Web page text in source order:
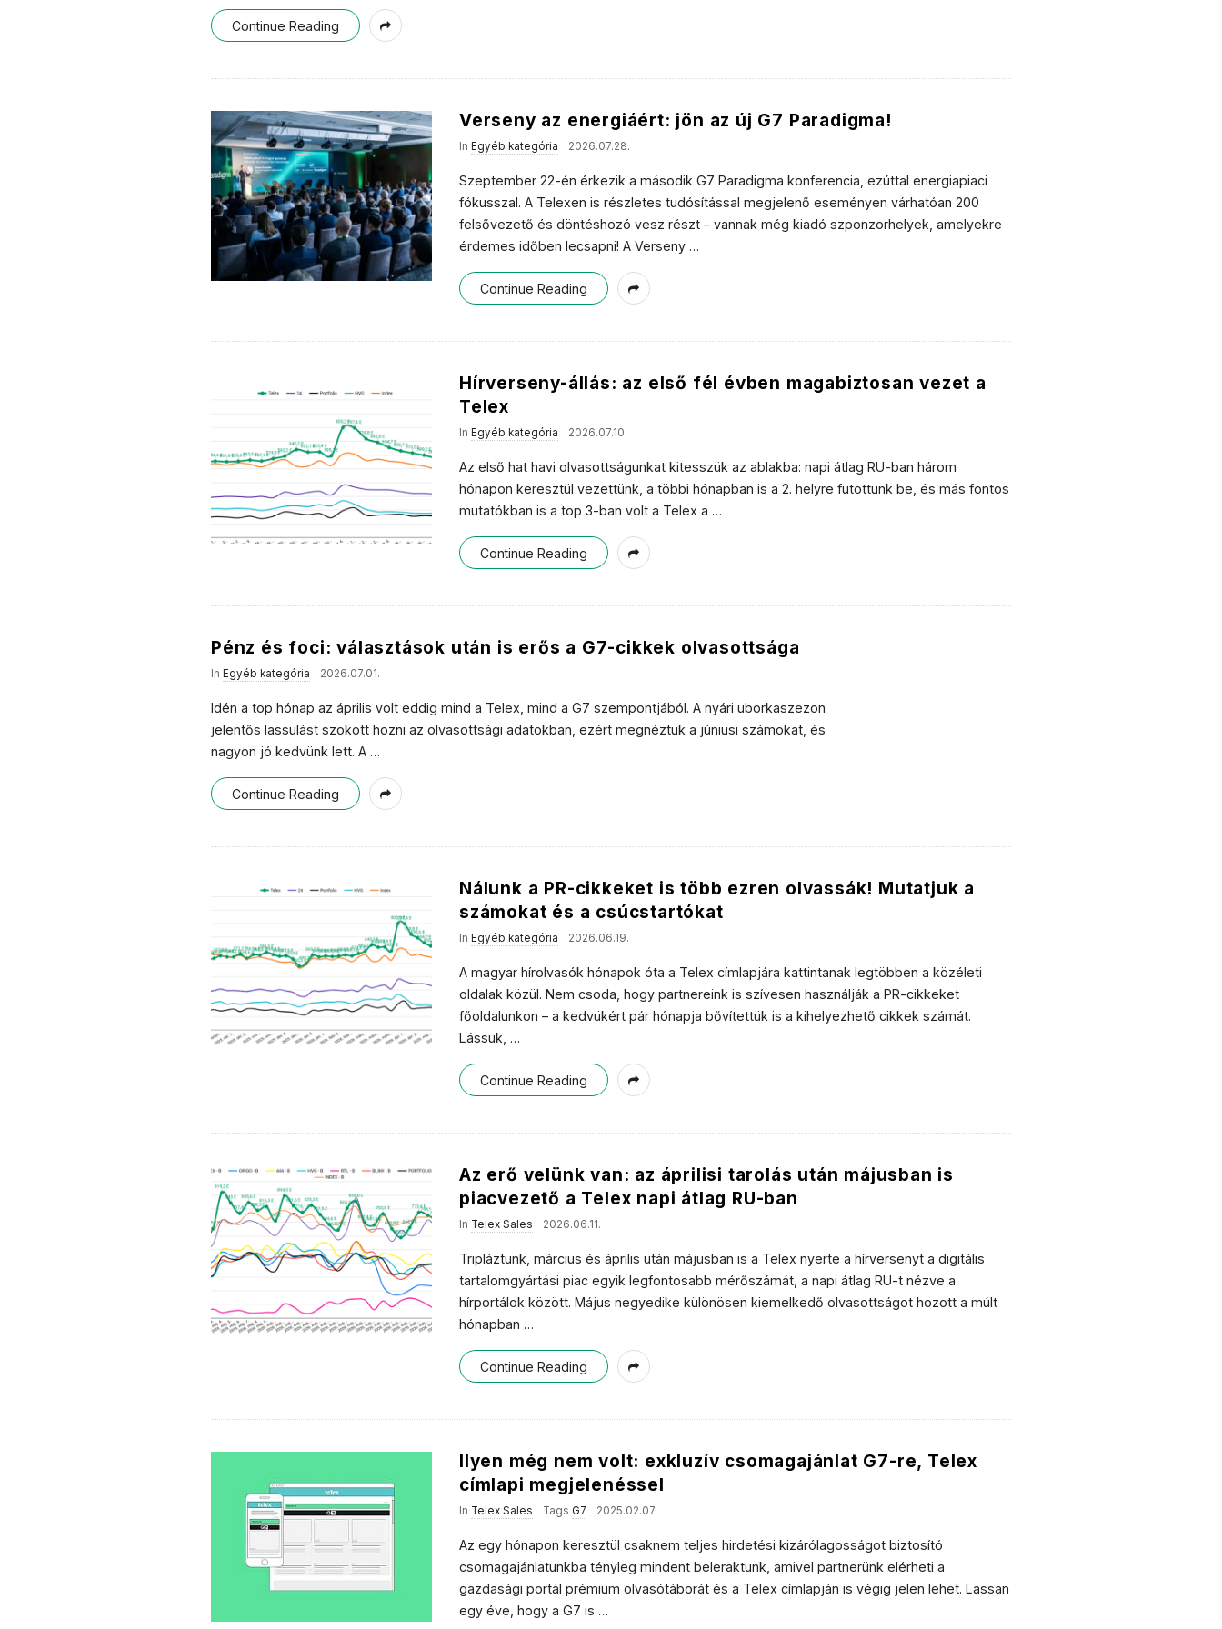
e
s
Continue Reading
Verseny az energiáért: jön az új G7 Paradigma!
In Egyéb kategória 2026.07.28.
Szeptember 22-én érkezik a második G7 Paradigma konferencia, ezúttal energiapiaci
fókusszal. A Telexen is részletes tudósítással megjelenő eseményen várhatóan 200
felsővezető és döntéshozó vesz részt – vannak még kiadó szponzorhelyek, amelyekre
érdemes időben lecsapni! A Verseny …
Continue Reading
Hírverseny-állás: az első fél évben magabiztosan vezet a
Telex
In Egyéb kategória 2026.07.10.
Az első hat havi olvasottságunkat kitesszük az ablakba: napi átlag RU-ban három
hónapon keresztül vezettünk, a többi hónapban is a 2. helyre futottunk be, és más fontos
mutatókban is a top 3-ban volt a Telex a …
Continue Reading
Pénz és foci: választások után is erős a G7-cikkek olvasottsága
In Egyéb kategória 2026.07.01.
Idén a top hónap az április volt eddig mind a Telex, mind a G7 szempontjából. A nyári uborkaszezon
jelentős lassulást szokott hozni az olvasottsági adatokban, ezért megnéztük a júniusi számokat, és
nagyon jó kedvünk lett. A …
Continue Reading
Nálunk a PR-cikkeket is több ezren olvassák! Mutatjuk a
számokat és a csúcstartókat
In Egyéb kategória 2026.06.19.
A magyar hírolvasók hónapok óta a Telex címlapjára kattintanak legtöbben a közéleti
oldalak közül. Nem csoda, hogy partnereink is szívesen használják a PR-cikkeket
főoldalunkon – a kedvükért pár hónapja bővítettük is a kihelyezhető cikkek számát.
Lássuk, …
Continue Reading
Az erő velünk van: az áprilisi tarolás után májusban is
piacvezető a Telex napi átlag RU-ban
In Telex Sales 2026.06.11.
Tripláztunk, március és április után májusban is a Telex nyerte a hírversenyt a digitális
tartalomgyártási piac egyik legfontosabb mérőszámát, a napi átlag RU-t nézve a
hírportálok között. Május negyedike különösen kiemelkedő olvasottságot hozott a múlt
hónapban …
Continue Reading
Ilyen még nem volt: exkluzív csomagajánlat G7-re, Telex
címlapi megjelenéssel
In Telex Sales Tags G7 2025.02.07.
Az egy hónapon keresztül csaknem teljes hirdetési kizárólagosságot biztosító
csomagajánlatunkba tényleg mindent beleraktunk, amivel partnerünk elérheti a
gazdasági portál prémium olvasótáborát és a Telex címlapján is végig jelen lehet. Lassan
egy éve, hogy a G7 is …